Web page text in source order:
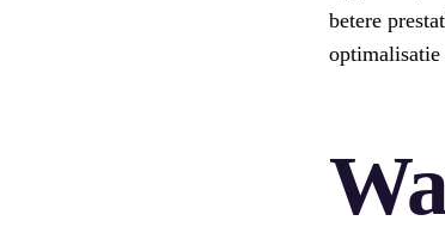
betere
optimalisatie